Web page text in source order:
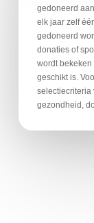
gedoneerd
elk jaar zelf
gedoneerd
donaties of
wordt
geschikt is.
selectiecriteria
gezondheid,